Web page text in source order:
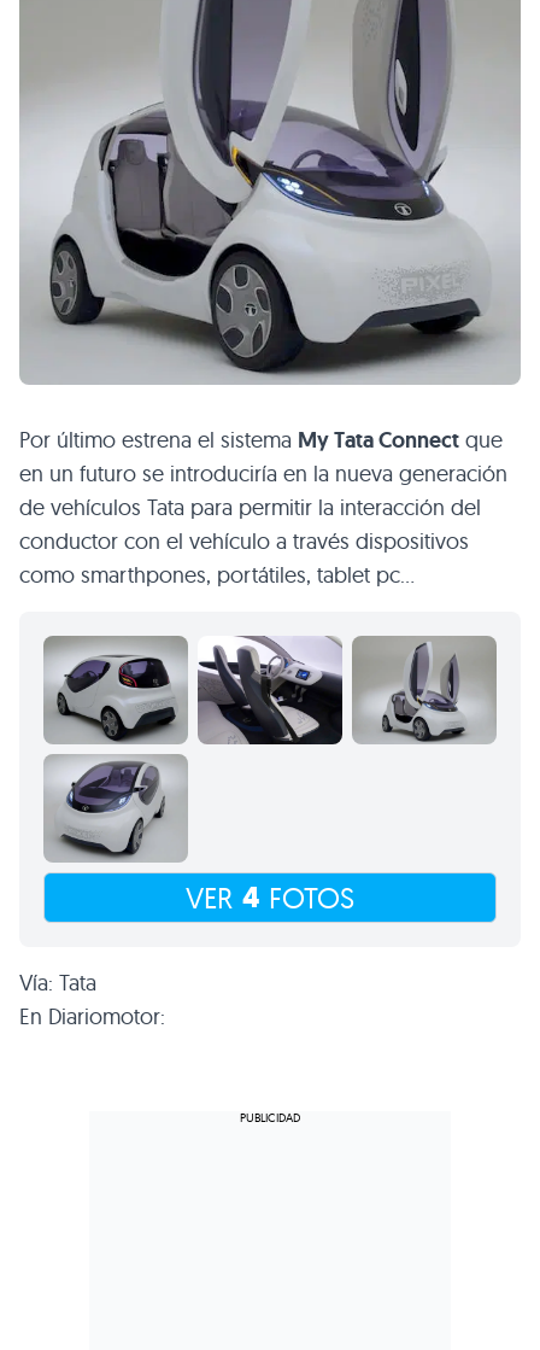
Por último estrena el sistema My Tata Connect que
en un futuro se introduciría en la nueva generación
de vehículos Tata para permitir la interacción del
conductor con el vehículo a través dispositivos
como smarthpones, portátiles, tablet pc…
VER 4 FOTOS
Vía: Tata
En Diariomotor: